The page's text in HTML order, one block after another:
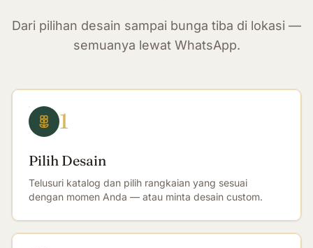
Dari pilihan desain sampai bunga tiba di lokasi —
semuanya lewat WhatsApp.
1
Pilih Desain
Telusuri katalog dan pilih rangkaian yang sesuai
dengan momen Anda — atau minta desain custom.